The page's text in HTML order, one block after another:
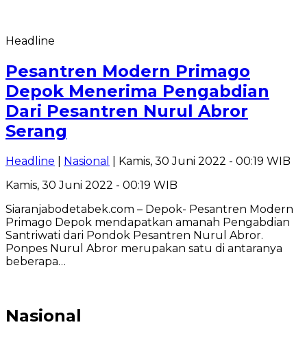
Headline
Pesantren Modern Primago
Depok Menerima Pengabdian
Dari Pesantren Nurul Abror
Serang
Headline Nasional
| Kamis, 30 Juni 2022 - 00:19 WIB
Kamis, 30 Juni 2022 - 00:19 WIB
Siaranjabodetabek.com – Depok- Pesantren Modern
Primago Depok mendapatkan amanah Pengabdian
Santriwati dari Pondok Pesantren Nurul Abror.
Ponpes Nurul Abror merupakan satu di antaranya
beberapa…
Nasional